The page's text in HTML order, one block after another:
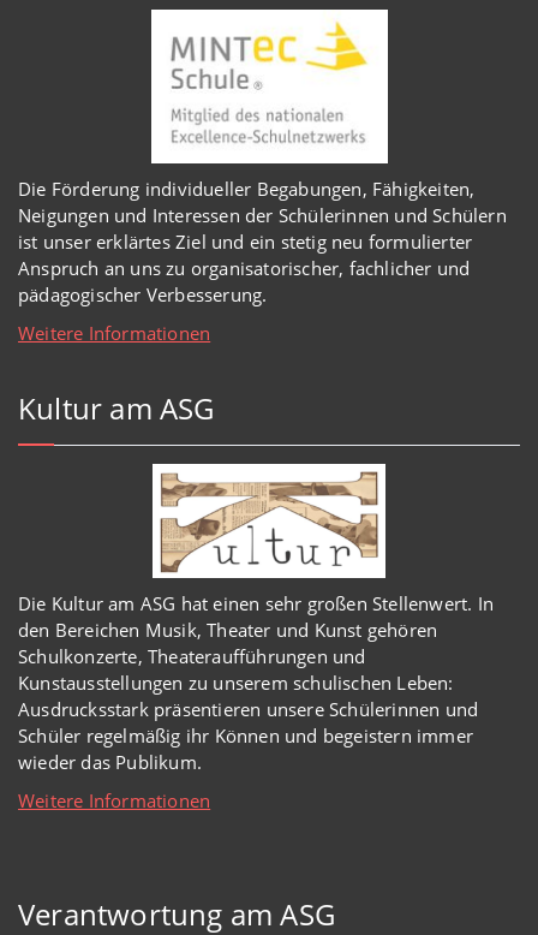
Die Förderung individueller Begabungen, Fähigkeiten,
Neigungen und Interessen der Schülerinnen und Schülern
ist unser erklärtes Ziel und ein stetig neu formulierter
Anspruch an uns zu organisatorischer, fachlicher und
pädagogischer Verbesserung.
Weitere Informationen
Kultur am ASG
Die Kultur am ASG hat einen sehr großen Stellenwert. In
den Bereichen Musik, Theater und Kunst gehören
Schulkonzerte, Theateraufführungen und
Kunstausstellungen zu unserem schulischen Leben:
Ausdrucksstark präsentieren unsere Schülerinnen und
Schüler regelmäßig ihr Können und begeistern immer
wieder das Publikum.
Weitere Informationen
Verantwortung am ASG